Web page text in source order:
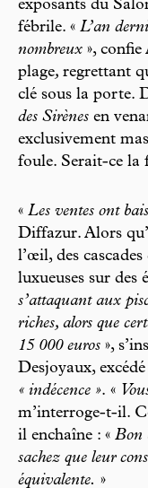
exposants du
fébrile. « L’an
nombreux »,
plage, regrettant
clé sous la porte.
des Sirènes en
exclusivement
foule. Serait-ce la
« Les ventes ont
Diffazur. Alors
l’œil, des
luxueuses sur des
s’attaquant aux
riches, alors que
15 000 euros »,
Desjoyaux,
« indécence ». «
m’interroge-t-il.
il enchaîne : « Bon
sachez que leur
équivalente. »